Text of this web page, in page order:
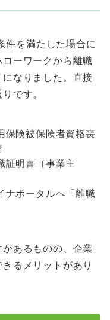
を満たした場合に
ーワークから離職
なりました。直接
です。
保険被保険者資格喪
証明書（事業主
ナポータルへ「離職
あるものの、企業
るメリットがあり